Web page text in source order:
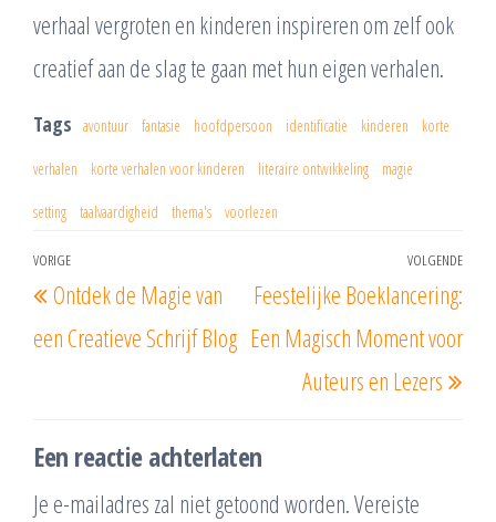
verhaal vergroten en kinderen inspireren om zelf ook
creatief aan de slag te gaan met hun eigen verhalen.
Tags avontuur fantasie hoofdpersoon identificatie kinderen korte
verhalen korte verhalen voor kinderen literaire ontwikkeling magie
setting taalvaardigheid thema's voorlezen
Berichtnavigatie
Vorig
bericht
VORIGE
Ontdek de Magie van
een Creatieve Schrijf Blog
VOLGENDE
Feestelijke Boeklancering:
Een Magisch Moment voor
Auteurs en Lezers
Een reactie achterlaten
Je e-mailadres zal niet getoond worden.Vereiste